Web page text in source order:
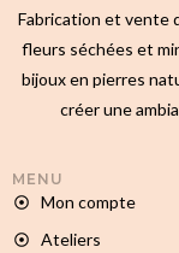
Fabrication et vente
fleurs séchées et
bijoux en pierres
créer une
MENU
Mon compte
Ateliers